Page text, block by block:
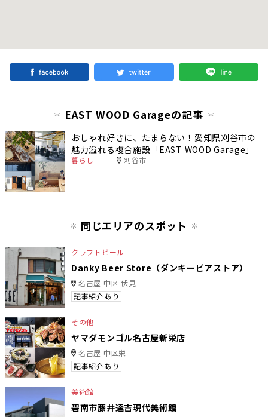
EAST WOOD Garageの記事
おしゃれ好きに、たまらない！愛知県刈谷市の
魅力溢れる複合施設「EAST WOOD Garage」
暮らし 刈谷市
同じエリアのスポット
クラフトビール
Danky Beer Store（ダンキービアストア）
名古屋 中区 伏見
記事紹介あり
その他
ヤマダモンゴル名古屋新栄店
名古屋 中区栄
記事紹介あり
美術館
碧南市藤井達吉現代美術館